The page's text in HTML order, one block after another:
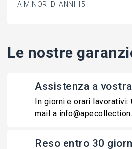
A MINORI DI ANNI 15
Le nostre
Assistenza a
In giorni e orari
mail a
Reso entro 30